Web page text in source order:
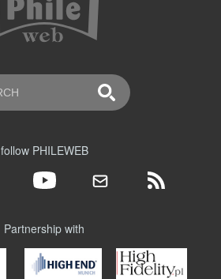
follow PHILEWEB
Partnership with